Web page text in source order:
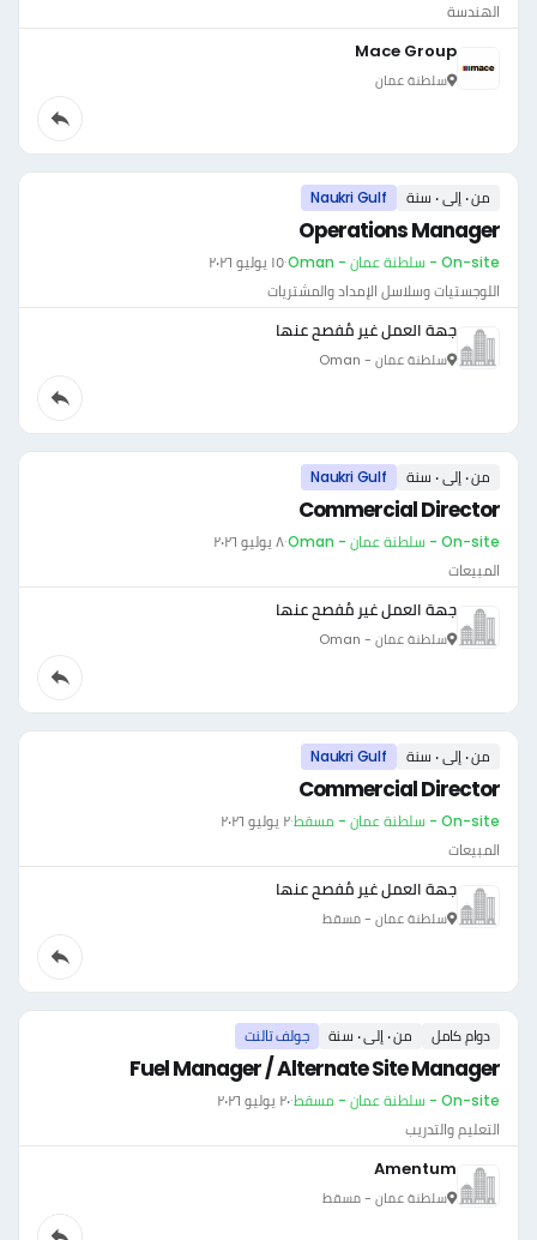
الهندسة
Mace Group
سلطنة عمان
من ٠ إلى ٠ سنة Naukri Gulf
Operations Manager
On-site - سلطنة عمان - Oman ·١٥ يوليو ٢٠٢٦
اللوجستيات وسلاسل الإمداد والمشتريات
جهة العمل غير مُفصح عنها
سلطنة عمان - Oman
من ٠ إلى ٠ سنة Naukri Gulf
Commercial Director
On-site - سلطنة عمان - Oman ·٨ يوليو ٢٠٢٦
المبيعات
جهة العمل غير مُفصح عنها
سلطنة عمان - Oman
من ٠ إلى ٠ سنة Naukri Gulf
Commercial Director
On-site - سلطنة عمان - مسقط ·٢ يوليو ٢٠٢٦
المبيعات
جهة العمل غير مُفصح عنها
سلطنة عمان - مسقط
دوام كامل من ٠ إلى ٠ سنة جولف تالنت
Fuel Manager / Alternate Site Manager
On-site - سلطنة عمان - مسقط ·٢٠ يوليو ٢٠٢٦
التعليم والتدريب
Amentum
سلطنة عمان - مسقط